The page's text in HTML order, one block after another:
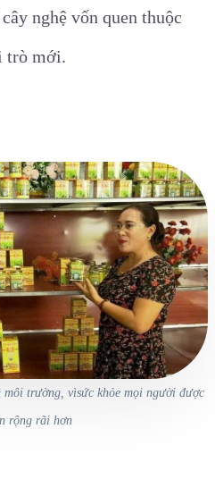
nghệ vốn quen thuộc
trò mới.
môi trường, vìsức khỏe mọi người được
rộng rãi hơn